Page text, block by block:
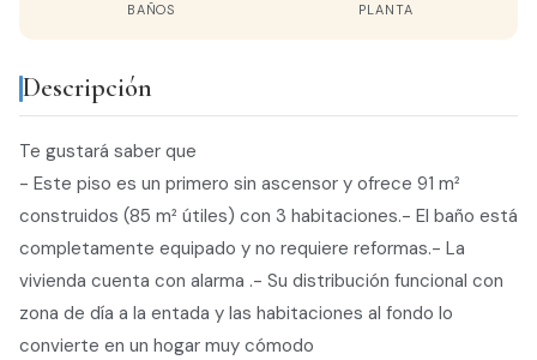
BAÑOS PLANTA
Descripción
Te gustará saber que
- Este piso es un primero sin ascensor y ofrece 91 m²
construidos (85 m² útiles) con 3 habitaciones.- El baño está
completamente equipado y no requiere reformas.- La
vivienda cuenta con alarma .- Su distribución funcional con
zona de día a la entada y las habitaciones al fondo lo
convierte en un hogar muy cómodo